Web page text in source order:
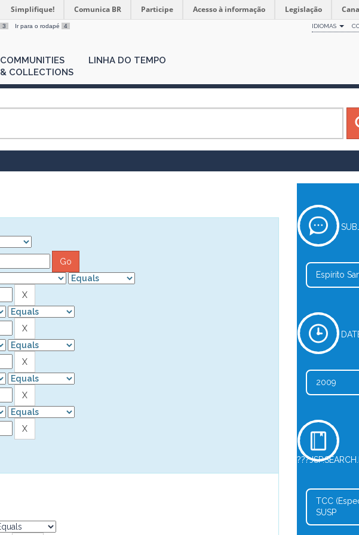
Simplifique! Comunica BR Participe Acesso à informação Legislação
3 Ir para o rodapé 4 IDIOMAS
COMMUNITIES
& COLLECTIONS
LINHA DO TEMPO
Espírito
2009
TCC
SUSP